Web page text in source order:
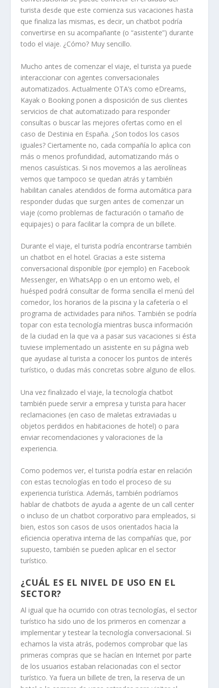
turista desde que este comienza sus vacaciones hasta
que finaliza las mismas, es decir, un chatbot podría
convertirse en su acompañante (o “asistente”) durante
todo el viaje. ¿Cómo? Muy sencillo.
Mucho antes de comenzar el viaje, el turista ya puede
interaccionar con agentes conversacionales
automatizados. Actualmente OTA’s como eDreams,
Kayak o Booking ponen a disposición de sus clientes
servicios de chat automatizado para responder
consultas o buscar las mejores ofertas como en el
caso de Destinia en España. ¿Son todos los casos
iguales? Ciertamente no, cada compañía lo aplica con
más o menos profundidad, automatizando más o
menos casuísticas. Si nos movemos a las aerolíneas
vemos que tampoco se quedan atrás y también
habilitan canales atendidos de forma automática para
responder dudas que surgen antes de comenzar un
viaje (como problemas de facturación o tamaño de
equipajes) o para facilitar la compra de un billete.
Durante el viaje, el turista podría encontrarse también
un chatbot en el hotel. Gracias a este sistema
conversacional disponible (por ejemplo) en Facebook
Messenger, en WhatsApp o en un entorno web, el
huésped podrá consultar de forma sencilla el menú del
comedor, los horarios de la piscina y la cafetería o el
programa de actividades para niños. También se podría
topar con esta tecnología mientras busca información
de la ciudad en la que va a pasar sus vacaciones si ésta
tuviese implementado un asistente en su página web
que ayudase al turista a conocer los puntos de interés
turístico, o dudas más concretas sobre alguno de ellos.
Una vez finalizado el viaje, la tecnología chatbot
también puede servir a empresa y turista para hacer
reclamaciones (en caso de maletas extraviadas u
objetos perdidos en habitaciones de hotel) o para
enviar recomendaciones y valoraciones de la
experiencia.
Como podemos ver, el turista podría estar en relación
con estas tecnologías en todo el proceso de su
experiencia turística. Además, también podríamos
hablar de chatbots de ayuda a agente de un call center
o incluso de un chatbot corporativo para empleados, si
bien, estos son casos de usos orientados hacia la
eficiencia operativa interna de las compañías que, por
supuesto, también se pueden aplicar en el sector
turístico.
¿CUÁL ES EL NIVEL DE USO EN EL
SECTOR?
Al igual que ha ocurrido con otras tecnologías, el sector
turístico ha sido uno de los primeros en comenzar a
implementar y testear la tecnología conversacional. Si
echamos la vista atrás, podemos comprobar que las
primeras compras que se hacían en Internet por parte
de los usuarios estaban relacionadas con el sector
turístico. Ya fuera un billete de tren, la reserva de un